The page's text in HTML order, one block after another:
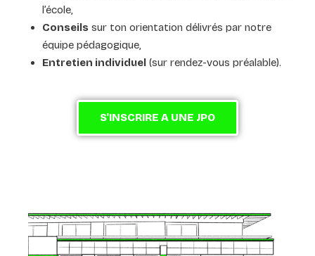
l’école,
Conseils sur ton orientation délivrés par notre
équipe pédagogique,
Entretien individuel (sur rendez-vous préalable).
S'INSCRIRE A UNE JPO